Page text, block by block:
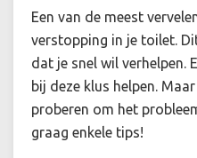
Een van de meest
verstopping in je toilet.
dat je snel wil verhelpen.
bij deze klus helpen.
proberen om het
graag enkele tips!